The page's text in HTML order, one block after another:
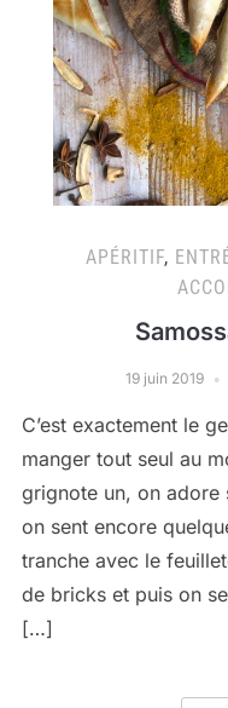
APÉRITIF,
19 juin 2019
C’est exactement le
manger tout seul au
grignote un, on adore
on sent encore
tranche avec le
de bricks et puis on
[…]